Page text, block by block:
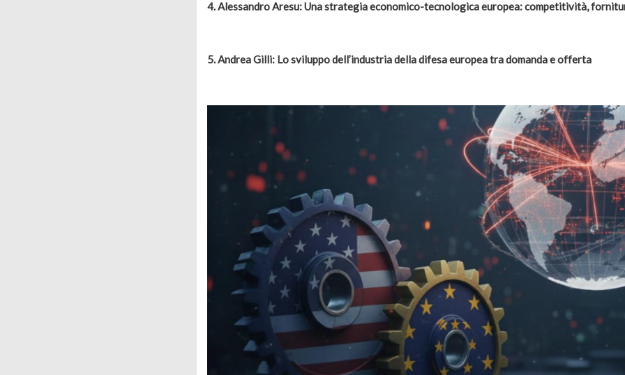
4. Alessandro Aresu: Una strategia economico-tecnologica europea: competitività,
5. Andrea Gilli: Lo sviluppo dell’industria della difesa europea tra domanda e offerta